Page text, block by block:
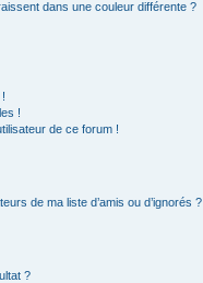
dans une couleur différente ?
!
de ce forum !
de ma liste d’amis ou d’ignorés ?
?